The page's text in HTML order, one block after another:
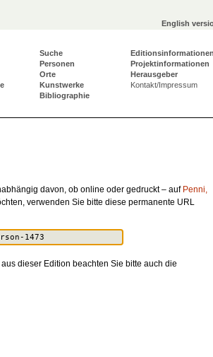
English
Suche
Personen
Orte
Kunstwerke
Bibliographie
Editionsinformationen
Projektinformationen
Herausgeber
Kontakt/Impressum
davon, ob online oder gedruckt – auf Penni,
verwenden Sie bitte diese permanente URL
dieser Edition beachten Sie bitte auch die